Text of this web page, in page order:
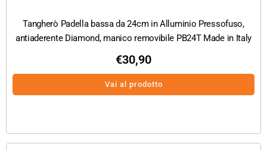
Tangherò Padella bassa da 24cm in Alluminio Pressofuso,
antiaderente Diamond, manico removibile PB24T Made in Italy
€30,90
Vai al prodotto